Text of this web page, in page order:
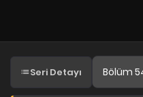
KEŞFET
En Sevilenler
Seri Detayı